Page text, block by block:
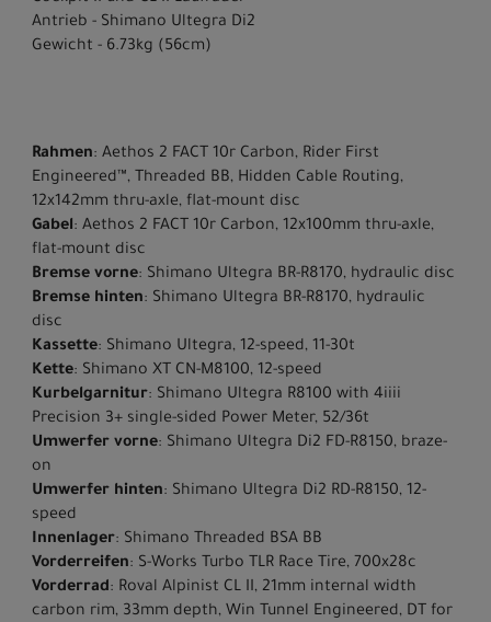
Antrieb - Shimano Ultegra Di2
Gewicht - 6.73kg (56cm)
Rahmen: Aethos 2 FACT 10r Carbon, Rider First
Engineered™, Threaded BB, Hidden Cable Routing,
12x142mm thru-axle, flat-mount disc
Gabel: Aethos 2 FACT 10r Carbon, 12x100mm thru-axle,
flat-mount disc
Bremse vorne: Shimano Ultegra BR-R8170, hydraulic disc
Bremse hinten: Shimano Ultegra BR-R8170, hydraulic
disc
Kassette: Shimano Ultegra, 12-speed, 11-30t
Kette: Shimano XT CN-M8100, 12-speed
Kurbelgarnitur: Shimano Ultegra R8100 with 4iiii
Precision 3+ single-sided Power Meter, 52/36t
Umwerfer vorne: Shimano Ultegra Di2 FD-R8150, braze-
on
Umwerfer hinten: Shimano Ultegra Di2 RD-R8150, 12-
speed
Innenlager: Shimano Threaded BSA BB
Vorderreifen: S-Works Turbo TLR Race Tire, 700x28c
Vorderrad: Roval Alpinist CL II, 21mm internal width
carbon rim, 33mm depth, Win Tunnel Engineered, DT for